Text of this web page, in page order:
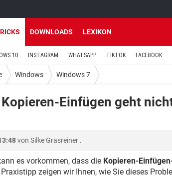
DOWNLOADS LEXIKON
10 INSTAGRAM WHATSAPP TIKTOK FACEBOOK
Windows Windows 7
Einfügen geht
von Silke Grasreiner .
es vorkommen, dass die Kopieren-
zeigen wir Ihnen, wie Sie dieses